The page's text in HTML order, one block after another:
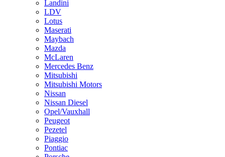
Landini
LDV
Lotus
Maserati
Maybach
Mazda
McLaren
Mercedes Benz
Mitsubishi
Mitsubishi Motors
Nissan
Nissan Diesel
Opel/Vauxhall
Peugeot
Pezetel
Piaggio
Pontiac